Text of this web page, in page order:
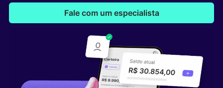
Fale com um especialista